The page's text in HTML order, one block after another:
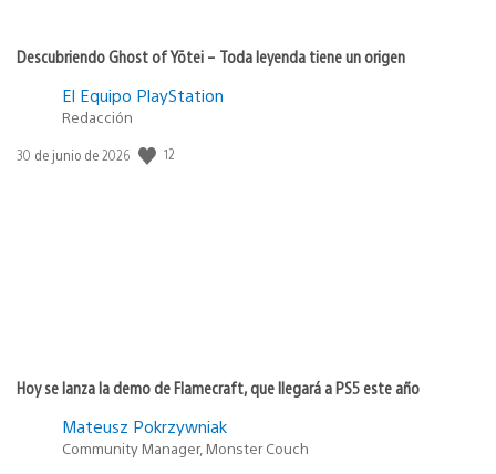
Descubriendo Ghost of Yōtei – Toda leyenda tiene un origen
El Equipo PlayStation
Redacción
Fecha
30 de junio de 2026 12
Hoy se lanza la demo de Flamecraft, que llegará a PS5 este año
Mateusz Pokrzywniak
Community Manager, Monster Couch